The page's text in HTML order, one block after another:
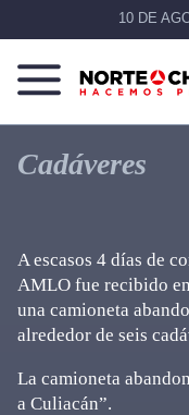
10 DE
Norte
De
Chihuahua
Más
que
noticias,
Cadáveres
A escasos 4 días de
AMLO fue recibido
una camioneta
alrededor de seis
La camioneta
a Culiacán”.